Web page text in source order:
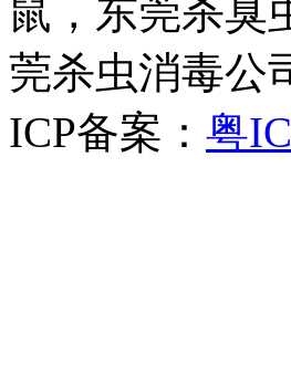
鼠，东莞杀臭
莞杀虫消毒公
ICP备案： 粤